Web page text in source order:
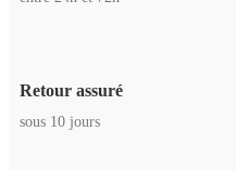
Retour assuré
sous 10 jours